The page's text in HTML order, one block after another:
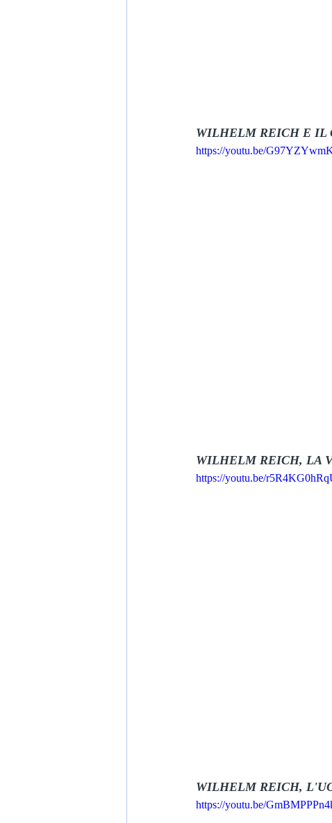
WILHELM REICH E IL
https://youtu.be/
WILHELM REICH, LA
https://youtu.be/
WILHELM REICH,
https://youtu.be/